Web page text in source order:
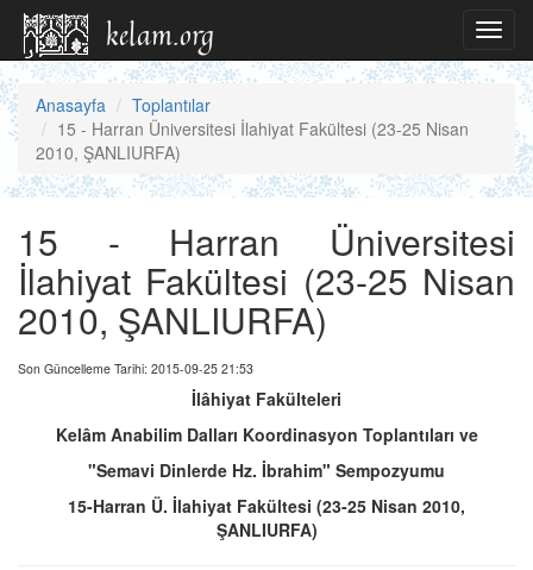
Anasayfa
Toplantılar
15 - Harran Üniversitesi İlahiyat Fakültesi (23-25 Nisan
2010, ŞANLIURFA)
15 - Harran Üniversitesi
İlahiyat Fakültesi (23-25 Nisan
2010, ŞANLIURFA)
Son Güncelleme Tarihi: 2015-09-25 21:53
İlâhiyat Fakülteleri
Kelâm Anabilim Dalları Koordinasyon Toplantıları ve
"Semavi Dinlerde Hz. İbrahim" Sempozyumu
15-Harran Ü. İlahiyat Fakültesi (23-25 Nisan 2010,
ŞANLIURFA)